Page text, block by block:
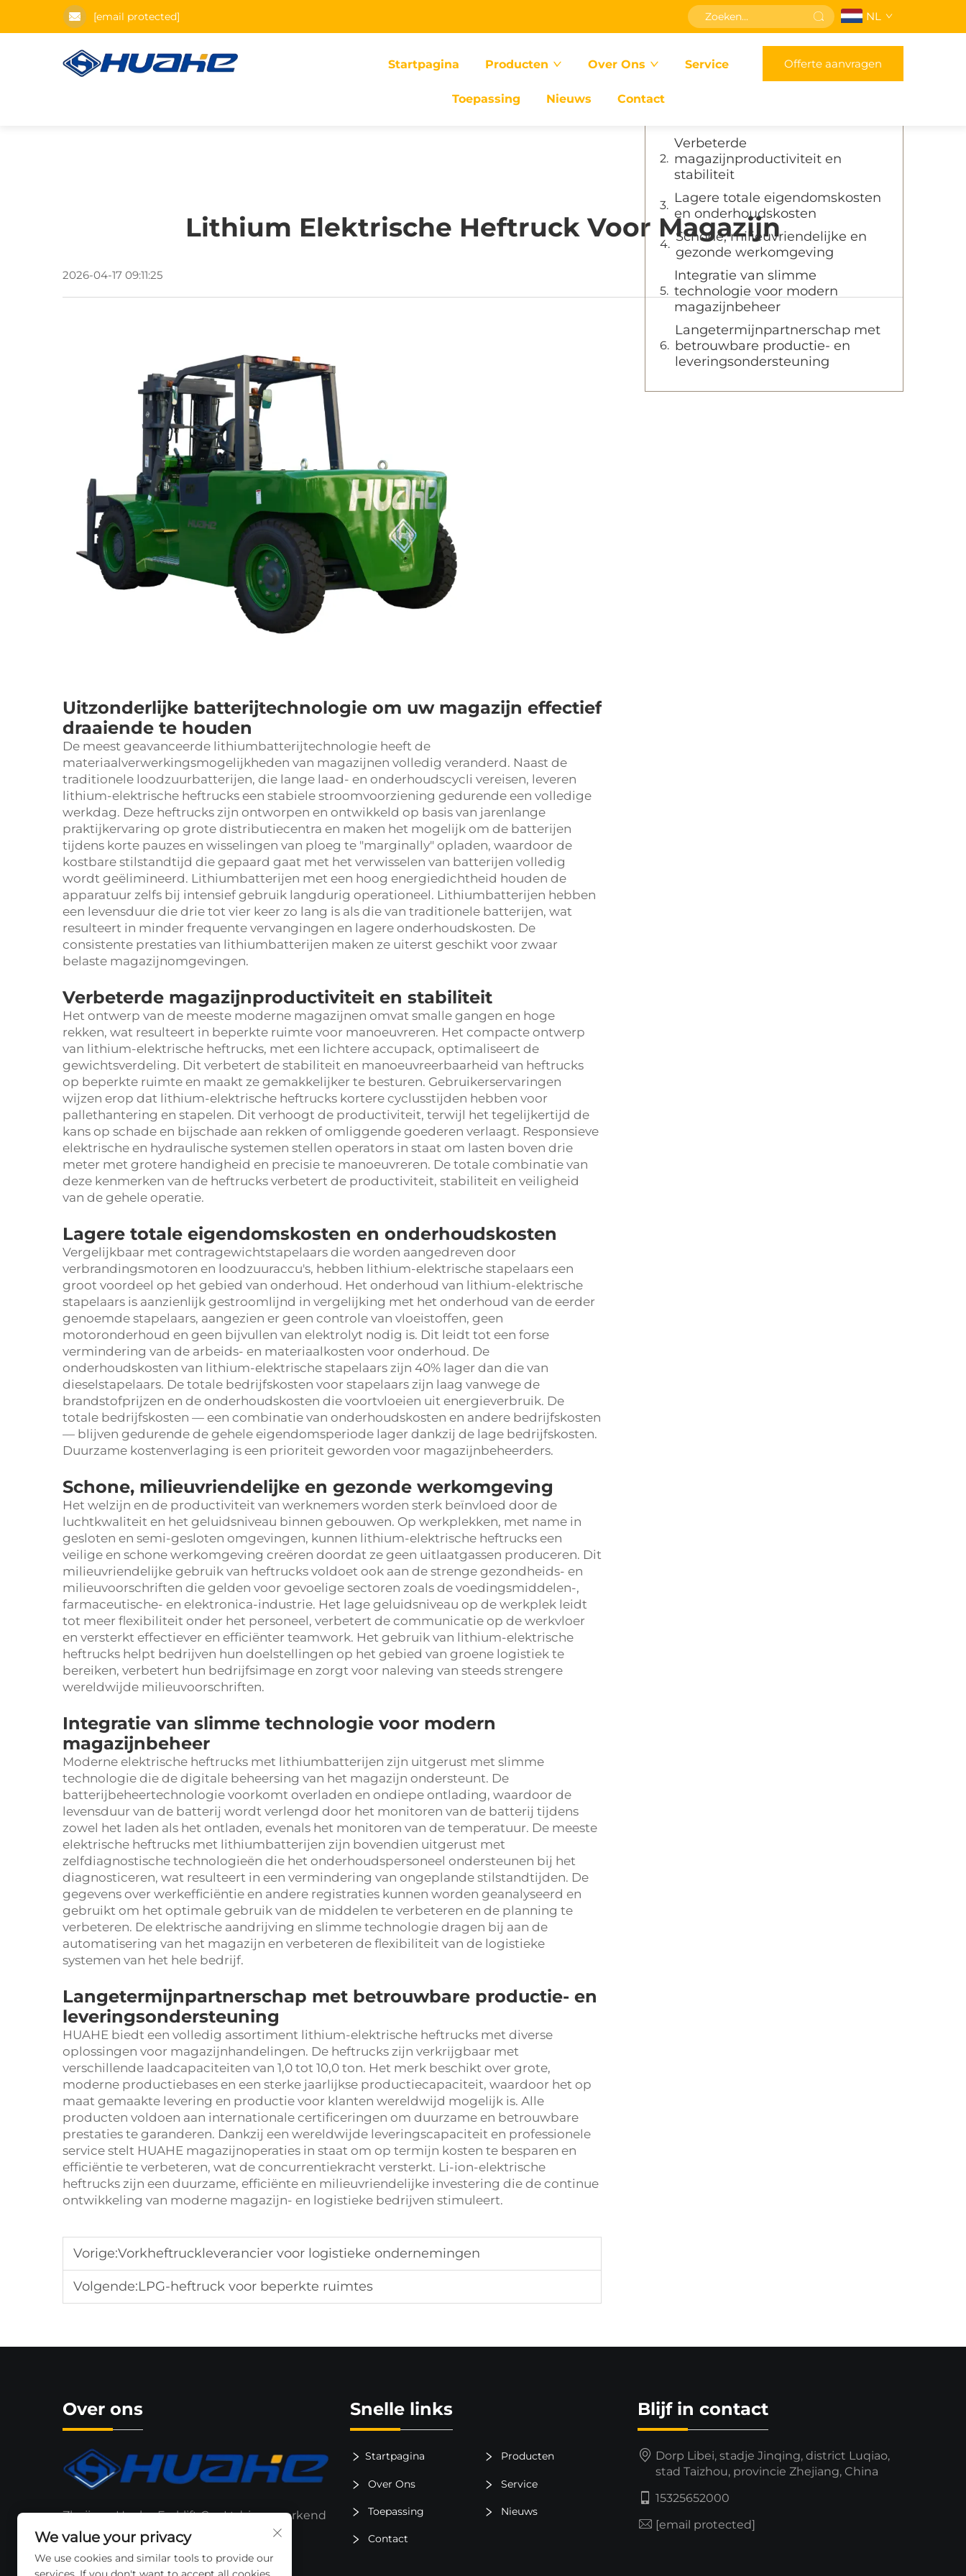
[email protected] NL
Startpagina Producten Over Ons Service
Toepassing Nieuws Contact
Offerte aanvragen
Lithium Elektrische Heftruck Voor Magazijn
2026-04-17 09:11:25
Uitzonderlijke batterijtechnologie om uw magazijn effectief
draaiende te houden
De meest geavanceerde lithiumbatterijtechnologie heeft de
materiaalverwerkingsmogelijkheden van magazijnen volledig veranderd. Naast de
traditionele loodzuurbatterijen, die lange laad- en onderhoudscycli vereisen, leveren
lithium-elektrische heftrucks een stabiele stroomvoorziening gedurende een volledige
werkdag. Deze heftrucks zijn ontworpen en ontwikkeld op basis van jarenlange
praktijkervaring op grote distributiecentra en maken het mogelijk om de batterijen
tijdens korte pauzes en wisselingen van ploeg te "marginally" opladen, waardoor de
kostbare stilstandtijd die gepaard gaat met het verwisselen van batterijen volledig
wordt geëlimineerd. Lithiumbatterijen met een hoog energiedichtheid houden de
apparatuur zelfs bij intensief gebruik langdurig operationeel. Lithiumbatterijen hebben
een levensduur die drie tot vier keer zo lang is als die van traditionele batterijen, wat
resulteert in minder frequente vervangingen en lagere onderhoudskosten. De
consistente prestaties van lithiumbatterijen maken ze uiterst geschikt voor zwaar
belaste magazijnomgevingen.
Verbeterde magazijnproductiviteit en stabiliteit
Het ontwerp van de meeste moderne magazijnen omvat smalle gangen en hoge
rekken, wat resulteert in beperkte ruimte voor manoeuvreren. Het compacte ontwerp
van lithium-elektrische heftrucks, met een lichtere accupack, optimaliseert de
gewichtsverdeling. Dit verbetert de stabiliteit en manoeuvreerbaarheid van heftrucks
op beperkte ruimte en maakt ze gemakkelijker te besturen. Gebruikerservaringen
wijzen erop dat lithium-elektrische heftrucks kortere cyclusstijden hebben voor
pallethantering en stapelen. Dit verhoogt de productiviteit, terwijl het tegelijkertijd de
kans op schade en bijschade aan rekken of omliggende goederen verlaagt. Responsieve
elektrische en hydraulische systemen stellen operators in staat om lasten boven drie
meter met grotere handigheid en precisie te manoeuvreren. De totale combinatie van
deze kenmerken van de heftrucks verbetert de productiviteit, stabiliteit en veiligheid
van de gehele operatie.
Lagere totale eigendomskosten en onderhoudskosten
Vergelijkbaar met contragewichtstapelaars die worden aangedreven door
verbrandingsmotoren en loodzuuraccu's, hebben lithium-elektrische stapelaars een
groot voordeel op het gebied van onderhoud. Het onderhoud van lithium-elektrische
stapelaars is aanzienlijk gestroomlijnd in vergelijking met het onderhoud van de eerder
genoemde stapelaars, aangezien er geen controle van vloeistoffen, geen
motoronderhoud en geen bijvullen van elektrolyt nodig is. Dit leidt tot een forse
vermindering van de arbeids- en materiaalkosten voor onderhoud. De
onderhoudskosten van lithium-elektrische stapelaars zijn 40% lager dan die van
dieselstapelaars. De totale bedrijfskosten voor stapelaars zijn laag vanwege de
brandstofprijzen en de onderhoudskosten die voortvloeien uit energieverbruik. De
totale bedrijfskosten — een combinatie van onderhoudskosten en andere bedrijfskosten
— blijven gedurende de gehele eigendomsperiode lager dankzij de lage bedrijfskosten.
Duurzame kostenverlaging is een prioriteit geworden voor magazijnbeheerders.
Schone, milieuvriendelijke en gezonde werkomgeving
Het welzijn en de productiviteit van werknemers worden sterk beïnvloed door de
luchtkwaliteit en het geluidsniveau binnen gebouwen. Op werkplekken, met name in
gesloten en semi-gesloten omgevingen, kunnen lithium-elektrische heftrucks een
veilige en schone werkomgeving creëren doordat ze geen uitlaatgassen produceren. Dit
milieuvriendelijke gebruik van heftrucks voldoet ook aan de strenge gezondheids- en
milieuvoorschriften die gelden voor gevoelige sectoren zoals de voedingsmiddelen-,
farmaceutische- en elektronica-industrie. Het lage geluidsniveau op de werkplek leidt
tot meer flexibiliteit onder het personeel, verbetert de communicatie op de werkvloer
en versterkt effectiever en efficiënter teamwork. Het gebruik van lithium-elektrische
heftrucks helpt bedrijven hun doelstellingen op het gebied van groene logistiek te
bereiken, verbetert hun bedrijfsimage en zorgt voor naleving van steeds strengere
wereldwijde milieuvoorschriften.
Integratie van slimme technologie voor modern
magazijnbeheer
Moderne elektrische heftrucks met lithiumbatterijen zijn uitgerust met slimme
technologie die de digitale beheersing van het magazijn ondersteunt. De
batterijbeheertechnologie voorkomt overladen en ondiepe ontlading, waardoor de
levensduur van de batterij wordt verlengd door het monitoren van de batterij tijdens
zowel het laden als het ontladen, evenals het monitoren van de temperatuur. De meeste
elektrische heftrucks met lithiumbatterijen zijn bovendien uitgerust met
zelfdiagnostische technologieën die het onderhoudspersoneel ondersteunen bij het
diagnosticeren, wat resulteert in een vermindering van ongeplande stilstandtijden. De
gegevens over werkefficiëntie en andere registraties kunnen worden geanalyseerd en
gebruikt om het optimale gebruik van de middelen te verbeteren en de planning te
verbeteren. De elektrische aandrijving en slimme technologie dragen bij aan de
automatisering van het magazijn en verbeteren de flexibiliteit van de logistieke
systemen van het hele bedrijf.
Langetermijnpartnerschap met betrouwbare productie- en
leveringsondersteuning
HUAHE biedt een volledig assortiment lithium-elektrische heftrucks met diverse
oplossingen voor magazijnhandelingen. De heftrucks zijn verkrijgbaar met
verschillende laadcapaciteiten van 1,0 tot 10,0 ton. Het merk beschikt over grote,
moderne productiebases en een sterke jaarlijkse productiecapaciteit, waardoor het op
maat gemaakte levering en productie voor klanten wereldwijd mogelijk is. Alle
producten voldoen aan internationale certificeringen om duurzame en betrouwbare
prestaties te garanderen. Dankzij een wereldwijde leveringscapaciteit en professionele
service stelt HUAHE magazijnoperaties in staat om op termijn kosten te besparen en
efficiëntie te verbeteren, wat de concurrentiekracht versterkt. Li-ion-elektrische
heftrucks zijn een duurzame, efficiënte en milieuvriendelijke investering die de continue
ontwikkeling van moderne magazijn- en logistieke bedrijven stimuleert.
Vorige:Vorkheftruckleverancier voor logistieke ondernemingen
Volgende:LPG-heftruck voor beperkte ruimtes
Inhoudsopgave
Uitzonderlijke
Verbeterde
magazijnproductiviteit en
stabiliteit
Lagere totale eigendomskosten
en onderhoudskosten
Schone, milieuvriendelijke en
gezonde werkomgeving
Integratie van slimme
technologie voor modern
magazijnbeheer
Langetermijnpartnerschap met
betrouwbare productie- en
leveringsondersteuning
Over ons
Zhejiang Huahe Forklift Co., Ltd. is een erkend
merk dat zich uitbreidt op de lokale en
internationale markt.
Snelle links
Startpagina Producten
Over Ons Service
Toepassing Nieuws
Contact
Blijf in contact
Dorp Libei, stadje Jinqing, district Luqiao,
stad Taizhou, provincie Zhejiang, China
15325652000
[email protected]
We value your privacy
We use cookies and similar tools to provide our